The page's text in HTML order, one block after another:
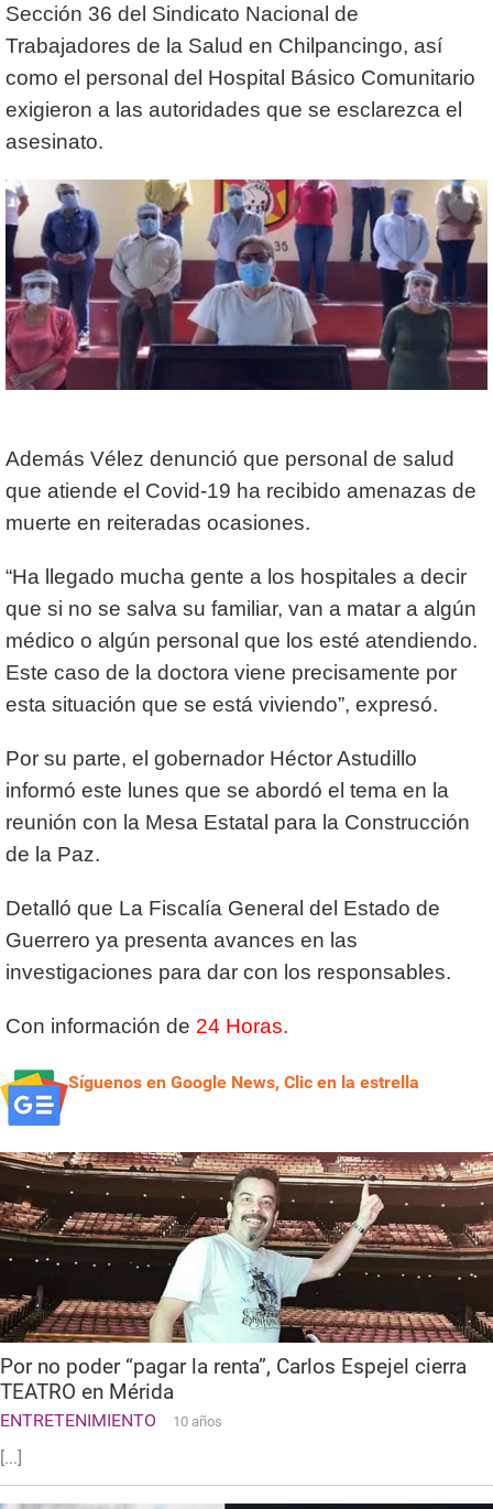
Sección 36 del Sindicato Nacional de
Trabajadores de la Salud en Chilpancingo, así
como el personal del Hospital Básico Comunitario
exigieron a las autoridades que se esclarezca el
asesinato.
Además Vélez denunció que personal de salud
que atiende el Covid-19 ha recibido amenazas de
muerte en reiteradas ocasiones.
“Ha llegado mucha gente a los hospitales a decir
que si no se salva su familiar, van a matar a algún
médico o algún personal que los esté atendiendo.
Este caso de la doctora viene precisamente por
esta situación que se está viviendo”, expresó.
Por su parte, el gobernador Héctor Astudillo
informó este lunes que se abordó el tema en la
reunión con la Mesa Estatal para la Construcción
de la Paz.
Detalló que La Fiscalía General del Estado de
Guerrero ya presenta avances en las
investigaciones para dar con los responsables.
Con información de 24 Horas.
Síguenos en Google News, Clic en la estrella
Por no poder “pagar la renta”, Carlos Espejel cierra
TEATRO en Mérida
ENTRETENIMIENTO 10 años
[...]